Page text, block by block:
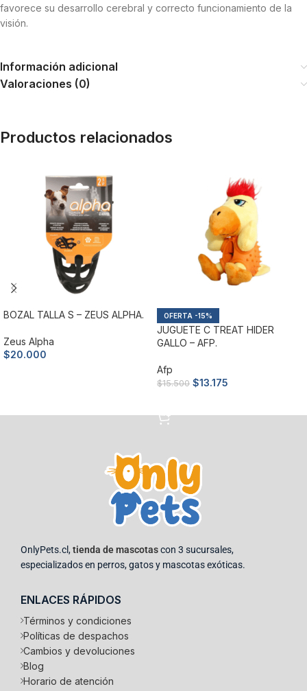
favorece su desarrollo cerebral y correcto funcionamiento de la
visión.
Información adicional
Valoraciones (0)
Productos relacionados
BOZAL TALLA S – ZEUS ALPHA.
Zeus Alpha
$20.000
-15%
JUGUETE C TREAT HIDER
GALLO – AFP.
Afp
$15.500 $13.175
OnlyPets.cl,tienda de mascotascon 3 sucursales,
especializados en perros, gatos y mascotas exóticas.
ENLACES RÁPIDOS
Términos y condiciones
Políticas de despachos
Cambios y devoluciones
Blog
Horario de atención